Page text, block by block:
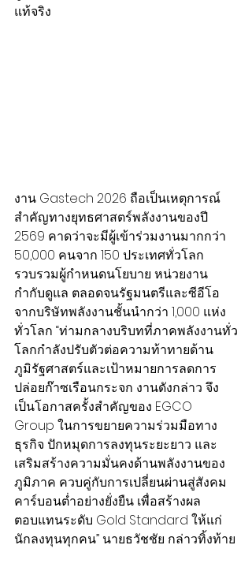
แท้จริง
งาน Gastech 2026 ถือเป็นเหตุการณ์
สำคัญทางยุทธศาสตร์พลังงานของปี
2569 คาดว่าจะมีผู้เข้าร่วมงานมากกว่า
50,000 คนจาก 150 ประเทศทั่วโลก
รวบรวมผู้กำหนดนโยบาย หน่วยงาน
กำกับดูแล ตลอดจนรัฐมนตรีและซีอีโอ
จากบริษัทพลังงานชั้นนำกว่า 1,000 แห่ง
ทั่วโลก “ท่ามกลางบริบทที่ภาคพลังงานทั่ว
โลกกำลังปรับตัวต่อความท้าทายด้าน
ภูมิรัฐศาสตร์และเป้าหมายการลดการ
ปล่อยก๊าซเรือนกระจก งานดังกล่าว จึง
เป็นโอกาสครั้งสำคัญของ EGCO
Group ในการขยายความร่วมมือทาง
ธุรกิจ ปักหมุดการลงทุนระยะยาว และ
เสริมสร้างความมั่นคงด้านพลังงานของ
ภูมิภาค ควบคู่กับการเปลี่ยนผ่านสู่สังคม
คาร์บอนต่ำอย่างยั่งยืน เพื่อสร้างผล
ตอบแทนระดับ Gold Standard ให้แก่
นักลงทุนทุกคน” นายธวัชชัย กล่าวทิ้งท้าย